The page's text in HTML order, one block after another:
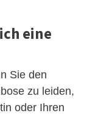
eine
Sie den
zu leiden,
oder Ihren